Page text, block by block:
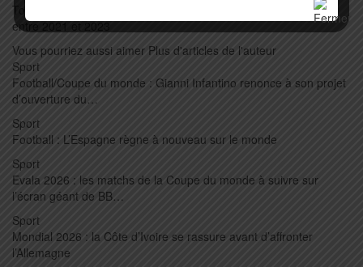
Togo : Ouverture et réhabilitation de 3 594 km de pistes rurales
entre 2021 et 2023
Vous pourriez aussi aimer Plus d'articles de l'auteur
Sport
Football/Coupe du monde : Gianni Infantino renonce à son projet
d’ouverture du…
Sport
Football : L’Espagne règne à nouveau sur le monde
Sport
Evala 2026 : les matchs de la Coupe du monde à suivre sur
l’écran géant de BB…
Sport
Mondial 2026 : la Côte d’Ivoire se rassure avant d’affronter
l’Allemagne